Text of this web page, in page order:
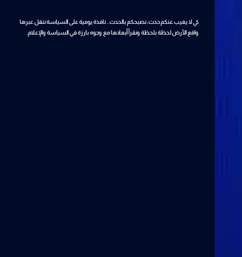
كي لا يغيب عنكم حدث، نصبحكم بالحدث.. نافذة يومية على السياسة ننقل عبرها
واقع الأرض لحظة بلحظة ونقرأ أبعادها مع وجوه بارزة في السياسة والإعلام.